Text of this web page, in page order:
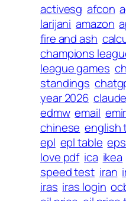
activesg afcon
larijani amazon
fire and ash
champions
league games
standings
year 2026 claude
edmw email
chinese english
epl epl table
love pdf ica ikea
speed test iran
iras iras login